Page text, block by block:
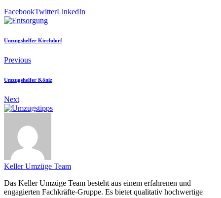
FacebookTwitterLinkedIn
Umzugshelfer Kirchdorf
Previous
Umzugshelfer Köniz
Next
Keller Umzüge Team
Das Keller Umzüge Team besteht aus einem erfahrenen und
engagierten Fachkräfte-Gruppe. Es bietet qualitativ hochwertige